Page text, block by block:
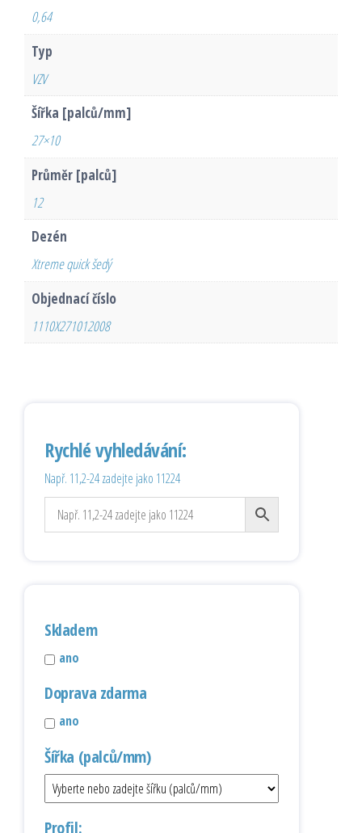
0,64
Typ
VZV
Šířka [palců/mm]
27×10
Průměr [palců]
12
Dezén
Xtreme quick šedý
Objednací číslo
1110X271012008
Rychlé vyhledávání:
Např. 11,2-24 zadejte jako 11224
Skladem
ano
Doprava zdarma
ano
Šířka (palců/mm)
Profil: